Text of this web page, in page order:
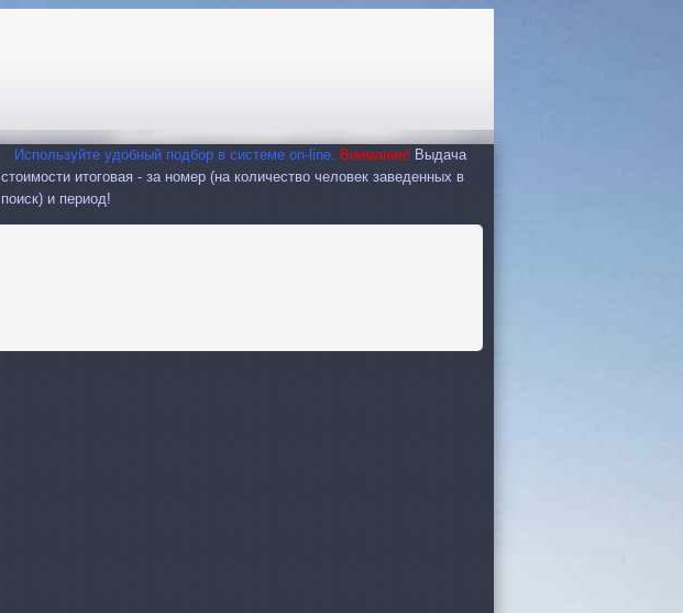
Используйте удобный подбор в системе on-linе. Внимание! Выдача
стоимости итоговая - за номер (на количество человек заведенных в
поиск) и период!